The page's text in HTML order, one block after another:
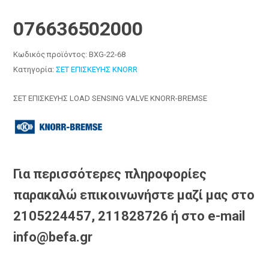
076636502000
Κωδικός προϊόντος:BXG-22-68
Κατηγορία:ΣΕΤ ΕΠΙΣΚΕΥΗΣ KNORR
ΣΕΤ ΕΠΙΣΚΕΥΗΣ LOAD SENSING VALVE KNORR-BREMSE
Για περισσότερες πληροφορίες
παρακαλώ επικοινωνήστε μαζί μας στο
2105224457, 211828726 ή στο e-mail
info@befa.gr